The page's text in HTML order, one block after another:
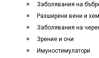
Заболявания на
Разширени вени и
Заболявания на
Зрение и очи
Имуностимулатори